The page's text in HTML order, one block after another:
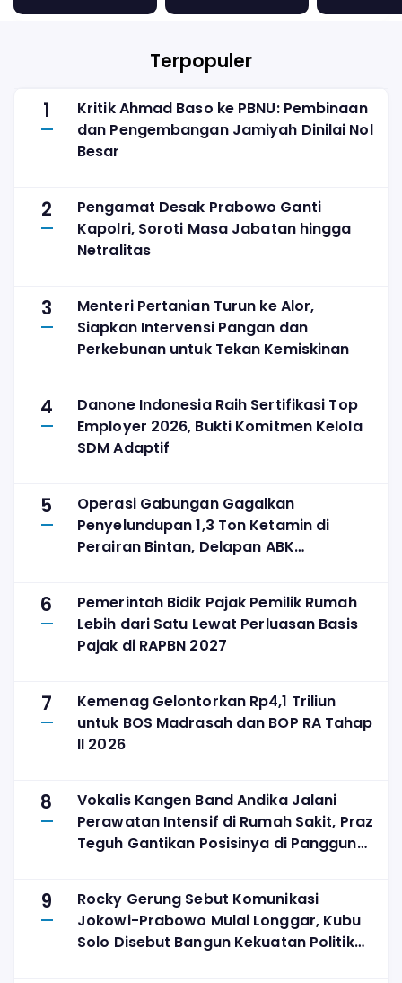
Ancaman
Ribuan:
Terpopuler
1
Kritik Ahmad Baso ke PBNU: Pembinaan
dan Pengembangan Jamiyah Dinilai Nol
Besar
2
Pengamat Desak Prabowo Ganti
Kapolri, Soroti Masa Jabatan hingga
Netralitas
3
Menteri Pertanian Turun ke Alor,
Siapkan Intervensi Pangan dan
Perkebunan untuk Tekan Kemiskinan
4
Danone Indonesia Raih Sertifikasi Top
Employer 2026, Bukti Komitmen Kelola
SDM Adaptif
5
Operasi Gabungan Gagalkan
Penyelundupan 1,3 Ton Ketamin di
Perairan Bintan, Delapan ABK
6
Pemerintah Bidik Pajak Pemilik Rumah
Lebih dari Satu Lewat Perluasan Basis
Pajak di RAPBN 2027
7
Kemenag Gelontorkan Rp4,1 Triliun
untuk BOS Madrasah dan BOP RA Tahap
II 2026
8
Vokalis Kangen Band Andika Jalani
Perawatan Intensif di Rumah Sakit, Praz
Teguh Gantikan Posisinya di Panggung
9
Rocky Gerung Sebut Komunikasi
Jokowi-Prabowo Mulai Longgar, Kubu
Solo Disebut Bangun Kekuatan Politik